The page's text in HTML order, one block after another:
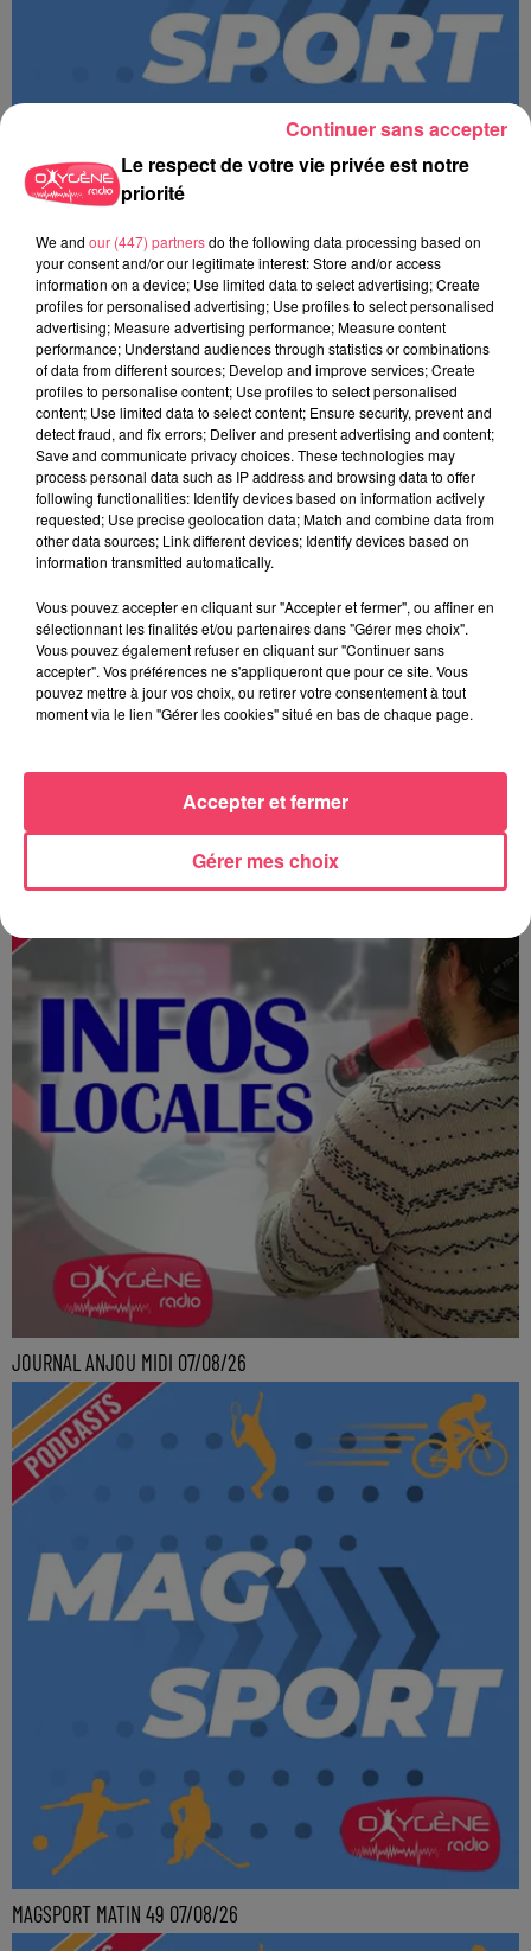
MAGSPORT MATIN 49 08/08/26
MAGSPORT SOIR 49 07/08/26
JOURNAL ANJOU MIDI 07/08/26
MAGSPORT MATIN 49 07/08/26
Le respect de votre vie privée est notre
priorité
We and our (447) partnersdo the following data processing based on
your consent and/or our legitimate interest: Store and/or access
information on a device; Use limited data to select advertising; Create
profiles for personalised advertising; Use profiles to select personalised
advertising; Measure advertising performance; Measure content
performance; Understand audiences through statistics or combinations
of data from different sources; Develop and improve services; Create
profiles to personalise content; Use profiles to select personalised
content; Use limited data to select content; Ensure security, prevent and
detect fraud, and fix errors; Deliver and present advertising and content;
Save and communicate privacy choices. These technologies may
process personal data such as IP address and browsing data to offer
following functionalities: Identify devices based on information actively
requested; Use precise geolocation data; Match and combine data from
other data sources; Link different devices; Identify devices based on
information transmitted automatically.
Vous pouvez accepter en cliquant sur "Accepter et fermer", ou affiner en
sélectionnant les finalités et/ou partenaires dans "Gérer mes choix".
Vous pouvez également refuser en cliquant sur "Continuer sans
accepter". Vos préférences ne s'appliqueront que pour ce site. Vous
pouvez mettre à jour vos choix, ou retirer votre consentement à tout
moment via le lien "Gérer les cookies" situé en bas de chaque page.
Gérer mes choix
Accepter et fermer
Continuer sans accepter